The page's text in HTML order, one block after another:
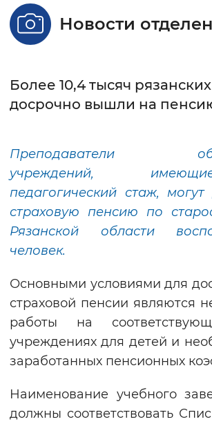
Стандартный
Нормальный
Цвет сайта
Монохромный
Включены
Звуковой
Новости
Более 10,4 тысяч
досрочно вышли на
Преподаватели
учреждений,
педагогический стаж,
страховую пенсию по
Рязанской области
человек.
Основными условиями для
страховой пенсии являются
работы на
учреждениях для детей и
заработанных пенсионных
Наименование учебного
должны соответствовать